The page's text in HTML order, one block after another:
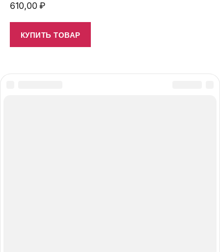
610,00₽
КУПИТЬ ТОВАР